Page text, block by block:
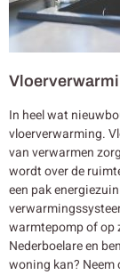
In heel wat
vloerverwarming.
van verwarmen
wordt over de
een pak
warmtepomp of op
Nederboelare en
woning kan?